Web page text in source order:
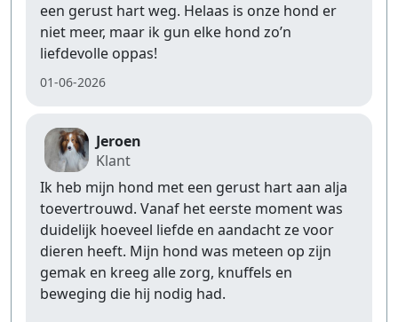
een gerust hart weg. Helaas is onze hond er
niet meer, maar ik gun elke hond zo’n
liefdevolle oppas!
01-06-2026
Jeroen
Klant
Ik heb mijn hond met een gerust hart aan alja
toevertrouwd. Vanaf het eerste moment was
duidelijk hoeveel liefde en aandacht ze voor
dieren heeft. Mijn hond was meteen op zijn
gemak en kreeg alle zorg, knuffels en
beweging die hij nodig had.